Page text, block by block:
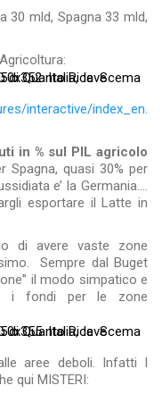
30 mld, Spagna 33 mld,
interactive/index_en.
in % sul PIL agricolo
quasi 30% per
e’ la Germania….
esportare il Latte in
di avere vaste zone
Sempre dal Buget
il modo simpatico e
i fondi per le zone
aree deboli. Infatti I
qui MISTERI: